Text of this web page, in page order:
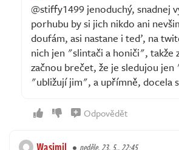
@stiffy1499 jenoduchý, snadnej
porhubu by si jich nikdo ani
doufám, asi nastane i teď, na
nich jen "slintači a honiči", takže
začnou brečet, že je sledujou
"ubližují jim", a upřímně, docela
Odpovědět
neděle, 23. 5., 22:45